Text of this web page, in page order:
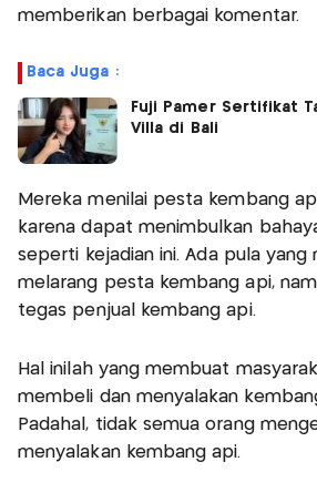
memberikan berbagai komentar.
Baca Juga :
Fuji Pamer Sertifikat
Villa di Bali
Mereka menilai pesta kembang
karena dapat menimbulkan
seperti kejadian ini. Ada pula yang
melarang pesta kembang api,
tegas penjual kembang api.
Hal inilah yang membuat
membeli dan menyalakan
Padahal, tidak semua orang
menyalakan kembang api.